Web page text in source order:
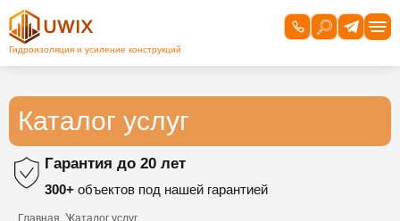
Каталог услуг
Гарантия до 20 лет
300+ объектов под нашей гарантией
Главная Каталог услуг